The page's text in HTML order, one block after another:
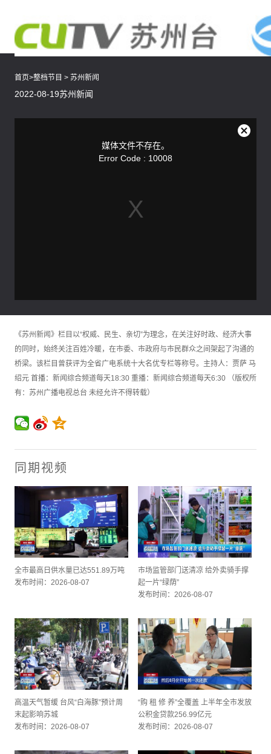
首页>整档节目 > 苏州新闻
2022-08-19苏州新闻
媒体文件不存在。
Error Code : 10008
关
《苏州新闻》栏目以“权威、民生、亲切”为理念，在关注好时政、经济大事
的同时，始终关注百姓冷暖，在市委、市政府与市民群众之间架起了沟通的
桥梁。该栏目曾获评为全省广电系统十大名优专栏等称号。主持人：贾萨 马
绍元 首播：新闻综合频道每天18:30 重播：新闻综合频道每天6:30 （版权所
有：苏州广播电视总台 未经允许不得转载）
同期视频
全市最高日供水量已达551.89万吨
发布时间：2026-08-07
市场监管部门送清凉 给外卖骑手撑
起一片“绿荫”
发布时间：2026-08-07
高温天气暂缓 台风“白海豚”预计周
末起影响苏城
发布时间：2026-08-07
“购 租 修 养”全覆盖 上半年全市发放
公积金贷款256.99亿元
发布时间：2026-08-07